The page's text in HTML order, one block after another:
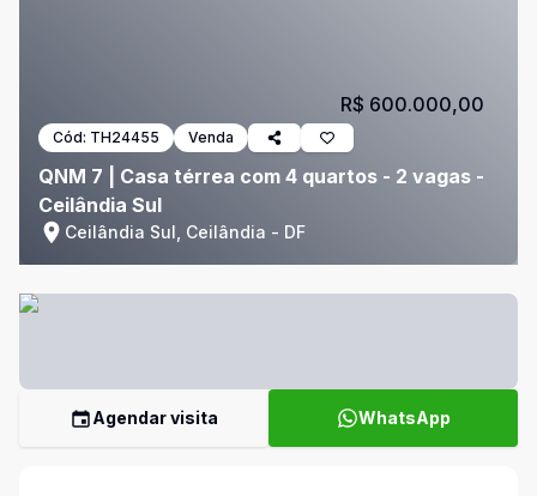
Cód: TH24455 Venda
QNM 7 | Casa térrea com 4 quartos - 2 vagas -
Ceilândia Sul
Ceilândia Sul, Ceilândia - DF
R$ 600.000,00
Agendar visita WhatsApp